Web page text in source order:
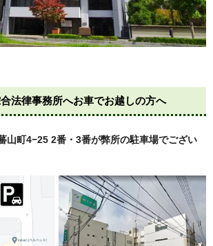
法律事務所へお車でお越しの方へ
山町4−25 2番・3番が弊所の駐車場でござい